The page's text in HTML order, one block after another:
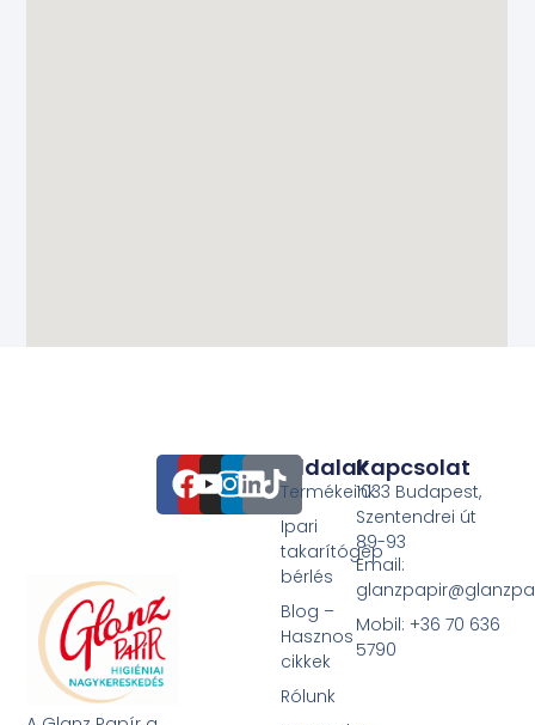
Oldalak
Termékeink
Ipari
takarítógép
bérlés
Blog –
Hasznos
cikkek
Rólunk
Kapcsolat
1033 Budapest,
Szentendrei út
89-93
Email:
Mobil: +36 70 636
5790